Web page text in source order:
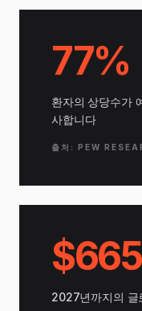
77%
환자의 상당수가
사합니다
출처: PEW
2027년까지의 글